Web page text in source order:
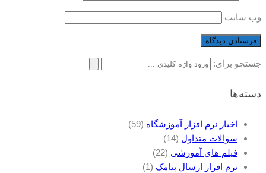
وب‌ سایت
جستجو برای:
دسته‌ها
اخبار نرم افزار آموزشگاه (59)
سوالات متداول (14)
فیلم های آموزشی (22)
نرم افزار ارسال پیامک (1)